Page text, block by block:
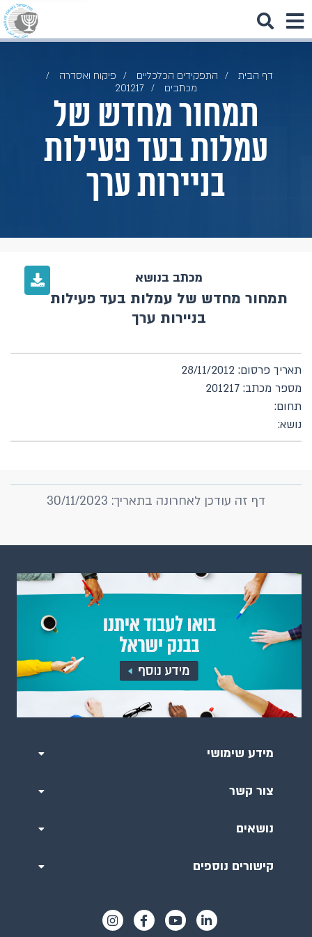
דף הבית התפקידים הכלכליים
פיקוח ואסדרה
מכתבים
201217
תמחור מחדש של
עמלות בעד פעילות
בניירות ערך
מכתב בנושא
תמחור מחדש של עמלות בעד פעילות
בניירות ערך
תאריך פרסום: 28/11/2012
מספר מכתב: 201217
תחום:
נושא:
דף זה עודכן לאחרונה בתאריך: 30/11/2023
מידע שימושי
צור קשר
נושאים
קישורים נוספים